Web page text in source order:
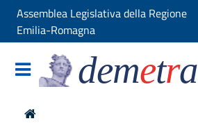
Assemblea Legislativa della Regione
Emilia-Romagna
demetra